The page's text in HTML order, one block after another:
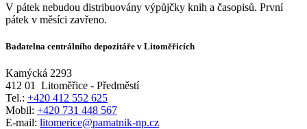
V pátek nebudou distribuovány výpůjčky knih a časopisů. První
pátek v měsíci zavřeno.
Badatelna centrálního depozitáře v Litoměřicích
Kamýcká 2293
412 01
Litoměřice - Předměstí
Tel.: +420 412 552 625
Mobil: +420 731 448 567
E-mail: litomerice@pamatnik-np.cz